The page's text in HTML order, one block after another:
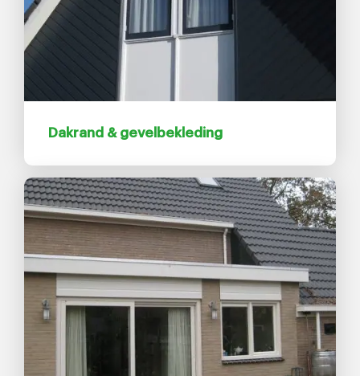
Dakrand & gevelbekleding